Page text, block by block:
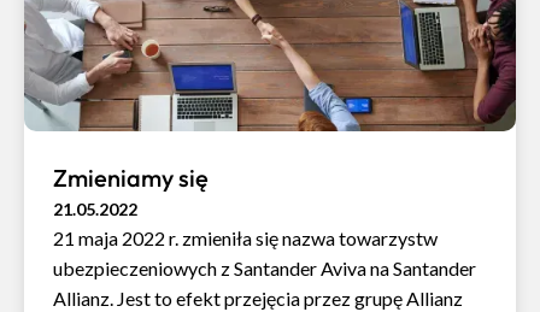
Zmieniamy się
21.05.2022
21 maja 2022 r. zmieniła się nazwa towarzystw
ubezpieczeniowych z Santander Aviva na Santander
Allianz. Jest to efekt przejęcia przez grupę Allianz